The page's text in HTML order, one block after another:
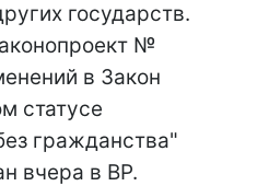
государств.
№
в Закон
статусе
гражданства"
вчера в ВР.